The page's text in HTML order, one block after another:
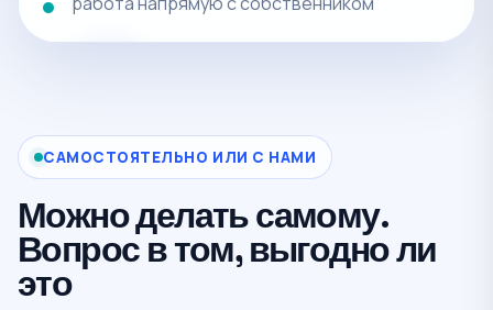
САМОСТОЯТЕЛЬНО ИЛИ С НАМИ
Можно делать самому.
Вопрос в том, выгодно ли
это